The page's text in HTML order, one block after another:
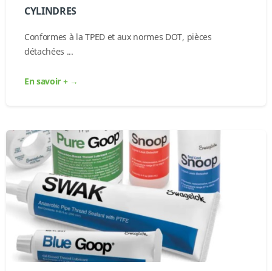
CYLINDRES
Conformes à la TPED et aux normes DOT, pièces
détachées ...
En savoir + →